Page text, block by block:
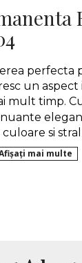
perfecta
un aspect
mult timp.
si